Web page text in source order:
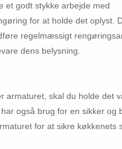
et godt stykke arbejde med
for at holde det oplyst.
regelmæssigt
dens belysning.
armaturet, skal du holde det
også brug for en sikker og
for at sikre køkkenets